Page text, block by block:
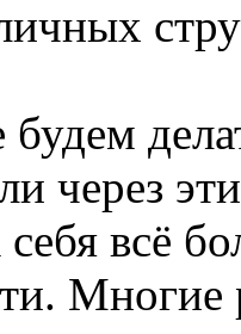
через
всё